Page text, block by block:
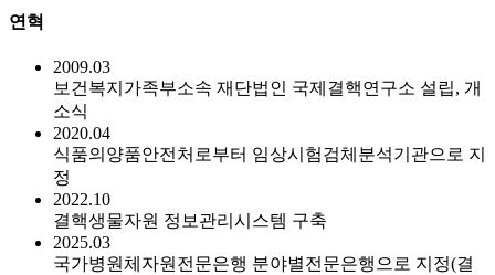
연혁
2009.03
보건복지가족부소속 재단법인 국제결핵연구소 설립, 개
소식
2020.04
식품의양품안전처로부터 임상시험검체분석기관으로 지
정
2022.10
결핵생물자원 정보관리시스템 구축
2025.03
국가병원체자원전문은행 분야별전문은행으로 지정(결